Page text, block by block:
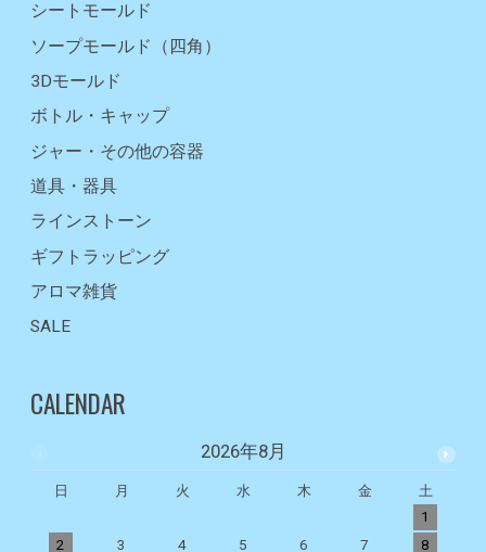
シートモールド
ソープモールド（四角）
3Dモールド
ボトル・キャップ
ジャー・その他の容器
道具・器具
ラインストーン
ギフトラッピング
アロマ雑貨
SALE
CALENDAR
2026年8月
日 月 火 水 木 金
土
1
2
3 4 5 6 7
8